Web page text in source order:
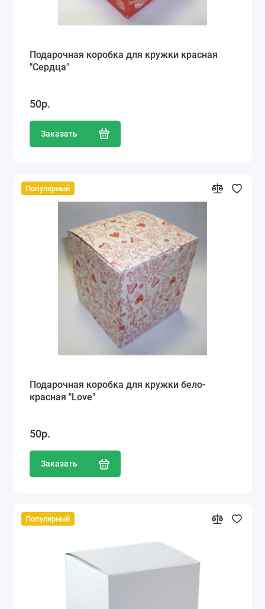
Подарочная коробка для кружки красная
"Сердца"
50р.
Заказать
Популярный
Подарочная коробка для кружки бело-
красная "Love"
50р.
Заказать
Популярный